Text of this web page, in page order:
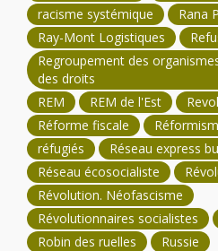
racisme systémique
Rana
Ray-Mont Logistiques
Regroupement des
des droits
REM
REM de l'Est
Réforme fiscale
réfugiés
Réseau express
Réseau écosocialiste
Révolution. Néofascisme
Révolutionnaires socialistes
Robin des ruelles
Russie